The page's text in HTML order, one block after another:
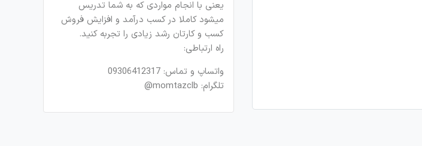
یعنی با انجام مواردی که به شما تدریس
میشود کاملا در کسب درآمد و افزایش فروش
کسب و کارتان رشد زیادی را تجربه کنید.
راه ارتباطی:
واتساپ و تماس: 09306412317
تلگرام: momtazclb@